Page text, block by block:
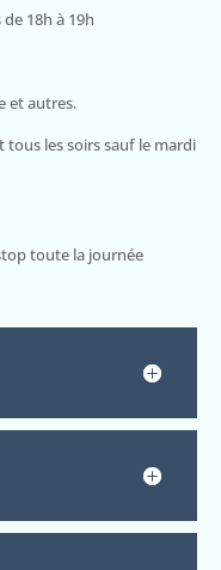
18h à 19h
et autres.
les soirs sauf le mardi
toute la journée